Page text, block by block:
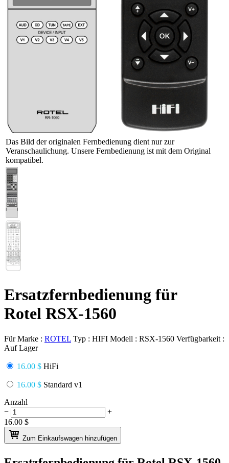
Das Bild der originalen Fernbedienung dient nur zur
Veranschaulichung. Unsere Fernbedienung ist mit dem Original
kompatibel.
Ersatzfernbedienung für
Rotel RSX-1560
Für Marke : ROTEL Typ : HIFI Modell : RSX-1560 Verfügbarkeit :
Auf Lager
16.00 $ HiFi
16.00 $ Standard v1
Anzahl
−
+
16.00 $
Zum Einkaufswagen hinzufügen